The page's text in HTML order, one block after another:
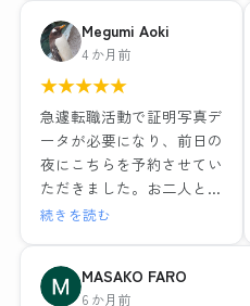
やサービスそれぞれ特徴が
ある中で、こちらのお店で
お世話になりました。結果
的にとても満足しました。
1組ごとの撮影で落ち着い
た環境と、ヘアメイクや撮
影も担当の方がとても丁寧
な対応でした。レタッチも
その場で説明を受けながら
多く頂けました。お二人に
Megumi Aoki
4 か月前
★★★★★
急遽転職活動で証明写真デ
ータが必要になり、前日の
夜にこちらを予約させてい
ただきました。お二人とも
とても優しい方でメイクも
はそのまま社員証に使って
続きを読む
MASAKO FARO
6 か月前